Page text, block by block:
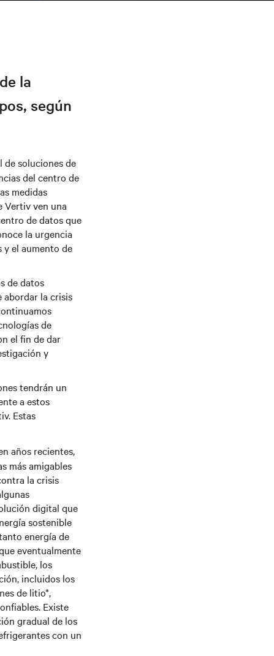
la
según
de soluciones de
del centro de
medidas
Vertiv ven una
de datos que
la urgencia
y el aumento de
de datos
abordar la crisis
de
el fin de dar
y
tendrán un
a estos
Estas
años recientes,
más amigables
la crisis
digital que
sostenible
energía de
eventualmente
los
incluidos los
de litio*,
Existe
gradual de los
con un